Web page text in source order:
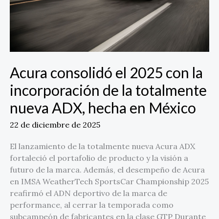
Acura consolidó el 2025 con la
incorporación de la totalmente
nueva ADX, hecha en México
22 de diciembre de 2025
El lanzamiento de la totalmente nueva Acura ADX
fortaleció el portafolio de producto y la visión a
futuro de la marca. Además, el desempeño de Acura
en IMSA WeatherTech SportsCar Championship 2025
reafirmó el ADN deportivo de la marca de
performance, al cerrar la temporada como
subcampeón de fabricantes en la clase GTP Durante
de
totalmente
ADX,
hecha
en
México